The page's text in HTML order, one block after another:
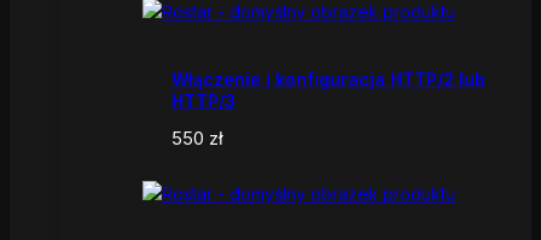
Włączenie i konfiguracja HTTP/2 lub
HTTP/3
550 zł